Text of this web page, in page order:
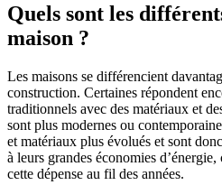
Quels sont les
maison ?
Les maisons se différencient
construction. Certaines répondent
traditionnels avec des matériaux et
sont plus modernes ou
et matériaux plus évolués et sont
à leurs grandes économies
cette dépense au fil des années.